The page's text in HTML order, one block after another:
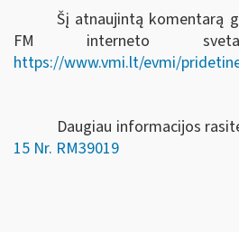
Šį atnaujintą komentarą
FM interneto
https://www.vmi.lt/evmi/
Daugiau informacijos
15 Nr. RM39019